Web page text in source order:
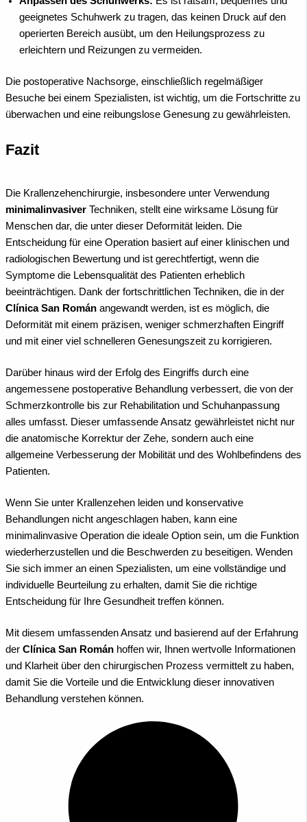
geeignetes Schuhwerk zu tragen, das keinen Druck auf den
operierten Bereich ausübt, um den Heilungsprozess zu
erleichtern und Reizungen zu vermeiden.
Die postoperative Nachsorge, einschließlich regelmäßiger
Besuche bei einem Spezialisten, ist wichtig, um die Fortschritte zu
überwachen und eine reibungslose Genesung zu gewährleisten.
Fazit
Die Krallenzehenchirurgie, insbesondere unter Verwendung
minimalinvasiver Techniken, stellt eine wirksame Lösung für
Menschen dar, die unter dieser Deformität leiden. Die
Entscheidung für eine Operation basiert auf einer klinischen und
radiologischen Bewertung und ist gerechtfertigt, wenn die
Symptome die Lebensqualität des Patienten erheblich
beeinträchtigen. Dank der fortschrittlichen Techniken, die in der
Clínica San Román angewandt werden, ist es möglich, die
Deformität mit einem präzisen, weniger schmerzhaften Eingriff
und mit einer viel schnelleren Genesungszeit zu korrigieren.
Darüber hinaus wird der Erfolg des Eingriffs durch eine
angemessene postoperative Behandlung verbessert, die von der
Schmerzkontrolle bis zur Rehabilitation und Schuhanpassung
alles umfasst. Dieser umfassende Ansatz gewährleistet nicht nur
die anatomische Korrektur der Zehe, sondern auch eine
allgemeine Verbesserung der Mobilität und des Wohlbefindens des
Patienten.
Wenn Sie unter Krallenzehen leiden und konservative
Behandlungen nicht angeschlagen haben, kann eine
minimalinvasive Operation die ideale Option sein, um die Funktion
wiederherzustellen und die Beschwerden zu beseitigen. Wenden
Sie sich immer an einen Spezialisten, um eine vollständige und
individuelle Beurteilung zu erhalten, damit Sie die richtige
Entscheidung für Ihre Gesundheit treffen können.
Mit diesem umfassenden Ansatz und basierend auf der Erfahrung
der Clínica San Román hoffen wir, Ihnen wertvolle Informationen
und Klarheit über den chirurgischen Prozess vermittelt zu haben,
damit Sie die Vorteile und die Entwicklung dieser innovativen
Behandlung verstehen können.